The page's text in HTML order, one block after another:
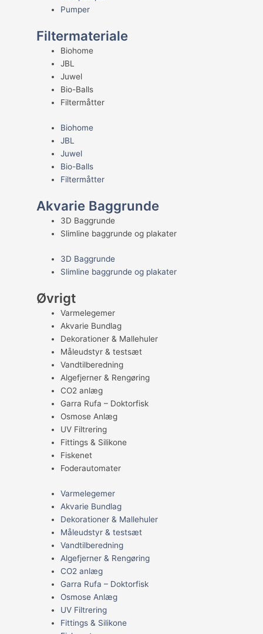
Pumper
Filtermateriale
Biohome
JBL
Juwel
Bio-Balls
Filtermåtter
Biohome
JBL
Juwel
Bio-Balls
Filtermåtter
Akvarie Baggrunde
3D Baggrunde
Slimline baggrunde og plakater
3D Baggrunde
Slimline baggrunde og plakater
Øvrigt
Varmelegemer
Akvarie Bundlag
Dekorationer & Mallehuler
Måleudstyr & testsæt
Vandtilberedning
Algefjerner & Rengøring
CO2 anlæg
Garra Rufa – Doktorfisk
Osmose Anlæg
UV Filtrering
Fittings & Silikone
Fiskenet
Foderautomater
Varmelegemer
Akvarie Bundlag
Dekorationer & Mallehuler
Måleudstyr & testsæt
Vandtilberedning
Algefjerner & Rengøring
CO2 anlæg
Garra Rufa – Doktorfisk
Osmose Anlæg
UV Filtrering
Fittings & Silikone